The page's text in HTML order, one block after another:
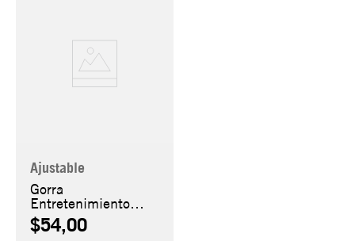
Ajustable
Gorra
Entretenimiento
Squid Games
9FIFTY
$54,00